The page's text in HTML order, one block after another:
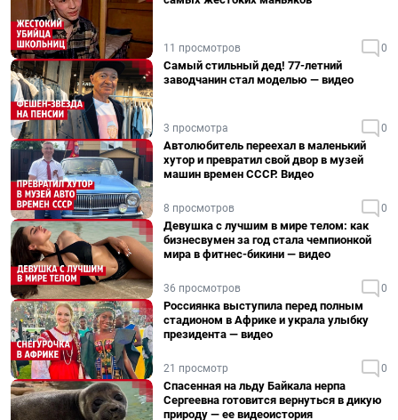
11 просмотров 0
Самый стильный дед! 77-летний
заводчанин стал моделью — видео
3 просмотра 0
Автолюбитель переехал в маленький
хутор и превратил свой двор в музей
машин времен СССР. Видео
8 просмотров 0
Девушка с лучшим в мире телом: как
бизнесвумен за год стала чемпионкой
мира в фитнес-бикини — видео
36 просмотров 0
Россиянка выступила перед полным
стадионом в Африке и украла улыбку
президента — видео
21 просмотр 0
Спасенная на льду Байкала нерпа
Сергеевна готовится вернуться в дикую
природу — ее видеоистория